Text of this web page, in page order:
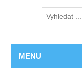
MENU